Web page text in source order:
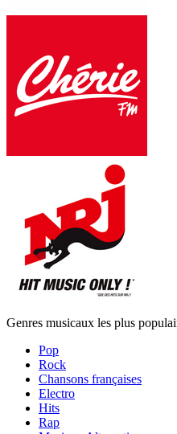
Genres musicaux les plus
Pop
Rock
Chansons françaises
Electro
Hits
Rap